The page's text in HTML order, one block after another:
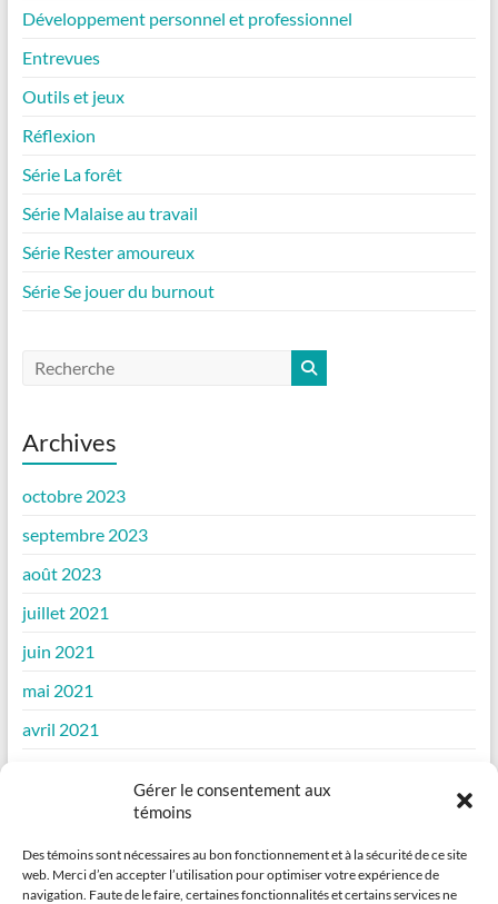
Gérer le consentement aux
témoins
Des témoins sont nécessaires au bon fonctionnement et à la sécurité de ce site
web. Merci d’en accepter l’utilisation pour optimiser votre expérience de
navigation. Faute de le faire, certaines fonctionnalités et certains services ne
Développement personnel et professionnel
Entrevues
Outils et jeux
Réflexion
Série La forêt
Série Malaise au travail
Série Rester amoureux
Série Se jouer du burnout
Archives
octobre 2023
septembre 2023
août 2023
juillet 2021
juin 2021
mai 2021
avril 2021
janvier 2021
décembre 2020